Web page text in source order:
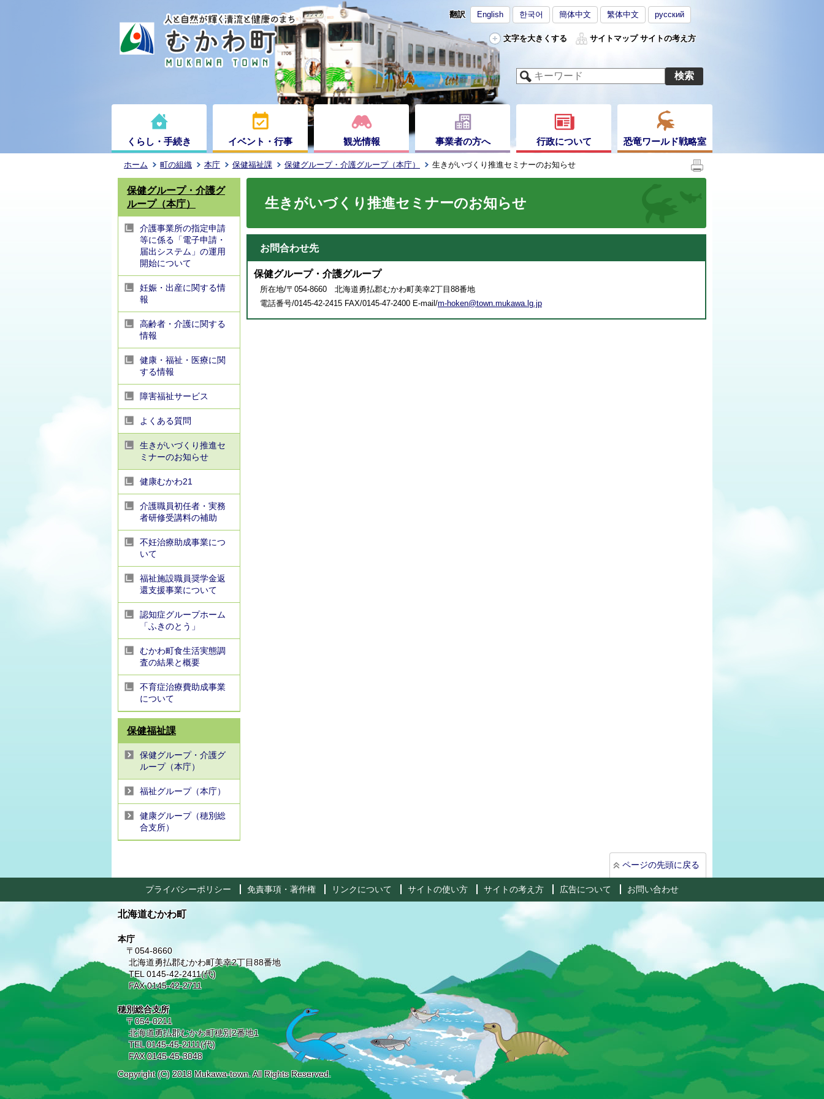
翻訳 English 한국어 簡体中文 繁体中文 русский
文字を大きくする サイトマップ サイトの考え方
くらし・手続き イベント・行事 観光情報 事業者の方へ 行政について 恐竜ワールド戦略室
ホーム 町の組織 本庁 保健福祉課 保健グループ・介護グループ（本庁） 生きがいづくり推進セミナーのお知らせ
保健グループ・介護グ
ループ（本庁）
介護事業所の指定申請
等に係る「電子申請・
届出システム」の運用
開始について
妊娠・出産に関する情
報
高齢者・介護に関する
情報
健康・福祉・医療に関
する情報
障害福祉サービス
よくある質問
生きがいづくり推進セ
ミナーのお知らせ
健康むかわ21
介護職員初任者・実務
者研修受講料の補助
不妊治療助成事業につ
いて
福祉施設職員奨学金返
還支援事業について
認知症グループホーム
「ふきのとう」
むかわ町食生活実態調
査の結果と概要
不育症治療費助成事業
について
保健福祉課
保健グループ・介護グ
ループ（本庁）
福祉グループ（本庁）
健康グループ（穂別総
合支所）
生きがいづくり推進セミナーのお知らせ
お問合わせ先
保健グループ・介護グループ
所在地/〒054-8660 北海道勇払郡むかわ町美幸2丁目88番地
電話番号/0145-42-2415 FAX/0145-47-2400 E-mail/m-hoken@town.mukawa.lg.jp
ページの先頭に戻る
プライバシーポリシー 免責事項・著作権 リンクについて サイトの使い方 サイトの考え方 広告について お問い合わせ
北海道むかわ町
本庁
〒054-8660
北海道勇払郡むかわ町美幸2丁目88番地
TEL 0145-42-2411(代)
FAX 0145-42-2711
穂別総合支所
〒054-0211
北海道勇払郡むかわ町穂別2番地1
TEL 0145-45-2111(代)
FAX 0145-45-3048
Copyright (C) 2018 Mukawa-town. All Rights Reserved.